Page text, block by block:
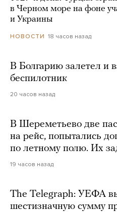
в Черном море на фоне
и Украины
НОВОСТИ 18 часов назад
В Болгарию залетел и
беспилотник
20 часов назад
В Шереметьево две
на рейс, попытались
по летному полю. Их
19 часов назад
The Telegraph: УЕФА
шестизначную сумму